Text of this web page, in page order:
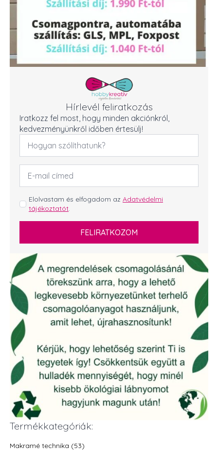
Hírlevél feliratkozás
Iratkozz fel most, hogy minden akciónkról,
kedvezményünkről időben értesülj!
Név
Email
cím
GDPR
*
Elolvastam és elfogadom az Adatvédelmi
tájékoztatót.
FELIRATKOZOM
Termékkategóriák:
Makramé technika (53)